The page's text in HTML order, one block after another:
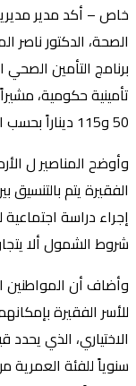
خاص – أكد مدير
الصحة، الدكتور ناصر
برنامج التأمين
تأمينية حكومية،
50 و115 ديناراً بحسب الفئة العمرية.
الفقيرة يتم بالتنسيق
إجراء دراسة
شروط الشمول ألا يتجاوز
وأضاف أن المواطنين
للأسر الفقيرة